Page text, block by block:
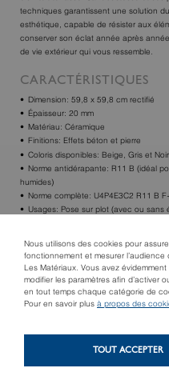
Nous utilisons des cookies pour
fonctionnement et mesurer l’audience
Les Matériaux. Vous avez évidemment
modifier les paramètres afin d’activer
en tout temps chaque catégorie de
Pour en savoir plus à propos des
TOUT ACCEPTER
techniques garantissent une solution
esthétique, capable de résister aux
conserver son éclat année après
de vie extérieur qui vous ressemble.
CARACTÉRISTIQUES
Dimension: 59,8 x 59,8 cm rectifié
Épaisseur: 20 mm
Matériau: Céramique
Finitions: Effets béton et pierre
Coloris disponibles: Beige, Gris et Noir
Norme antidérapante: R11 B (idéal
humides)
Norme complète: U4P4E3C2 R11 B
Usages: Pose sur plot (avec ou sans
TROUVER UN MAGASIN